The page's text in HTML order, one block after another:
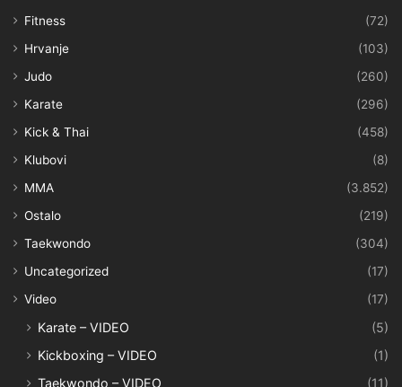
Fitness
(72)
Hrvanje
(103)
Judo
(260)
Karate
(296)
Kick & Thai
(458)
Klubovi
(8)
MMA
(3.852)
Ostalo
(219)
Taekwondo
(304)
Uncategorized
(17)
Video
(17)
Karate – VIDEO
(5)
Kickboxing – VIDEO
(1)
Taekwondo – VIDEO
(11)